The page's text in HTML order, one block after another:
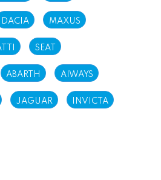
DACIA MAXUS
SEAT
ABARTH AIWAYS
JAGUAR INVICTA